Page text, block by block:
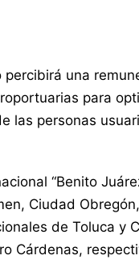
una
para
las personas
“Benito
Ciudad
de Toluca y
Cárdenas,